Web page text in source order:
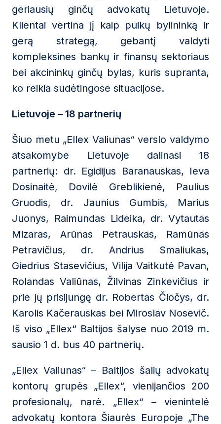
geriausių ginčų advokatų Lietuvoje.
Klientai vertina jį kaip puikų bylininką ir
gerą strategą, gebantį valdyti
kompleksines bankų ir finansų sektoriaus
bei akcininkų ginčų bylas, kuris supranta,
ko reikia sudėtingose situacijose.
Lietuvoje – 18 partnerių
Šiuo metu „Ellex Valiunas“ verslo valdymo
atsakomybe Lietuvoje dalinasi 18
partnerių: dr. Egidijus Baranauskas, Ieva
Dosinaitė, Dovilė Greblikienė, Paulius
Gruodis, dr. Jaunius Gumbis, Marius
Juonys, Raimundas Lideika, dr. Vytautas
Mizaras, Arūnas Petrauskas, Ramūnas
Petravičius, dr. Andrius Smaliukas,
Giedrius Stasevičius, Vilija Vaitkutė Pavan,
Rolandas Valiūnas, Žilvinas Zinkevičius ir
prie jų prisijungę dr. Robertas Čiočys, dr.
Karolis Kačerauskas bei Miroslav Nosevič.
Iš viso „Ellex“ Baltijos šalyse nuo 2019 m.
sausio 1 d. bus 40 partnerių.
„Ellex Valiunas“ – Baltijos šalių advokatų
kontorų grupės „Ellex“, vienijančios 200
profesionalų, narė. „Ellex“ – vienintelė
advokatų kontora Šiaurės Europoje „The